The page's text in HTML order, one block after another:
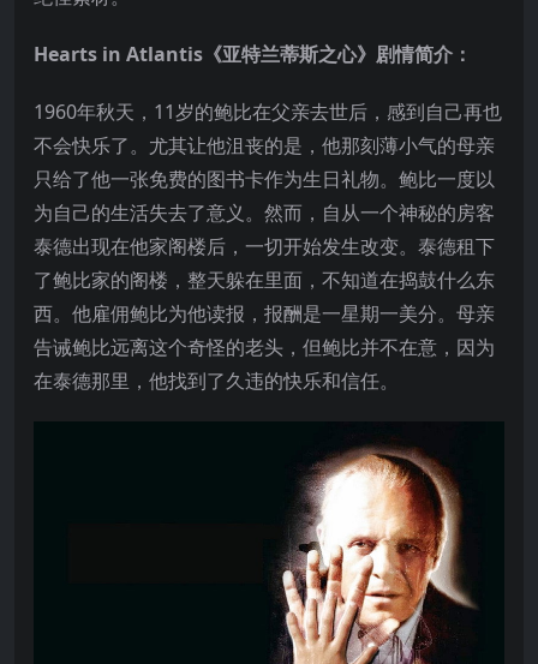
Hearts in Atlantis《亚特兰蒂斯之心》剧情简介：
1960年秋天，11岁的鲍比在父亲去世后，感到自己再也
不会快乐了。尤其让他沮丧的是，他那刻薄小气的母亲
只给了他一张免费的图书卡作为生日礼物。鲍比一度以
为自己的生活失去了意义。然而，自从一个神秘的房客
泰德出现在他家阁楼后，一切开始发生改变。泰德租下
了鲍比家的阁楼，整天躲在里面，不知道在捣鼓什么东
西。他雇佣鲍比为他读报，报酬是一星期一美分。母亲
告诫鲍比远离这个奇怪的老头，但鲍比并不在意，因为
在泰德那里，他找到了久违的快乐和信任。